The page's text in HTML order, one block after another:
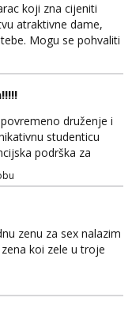
koji zna cijeniti
atraktivne dame,
Mogu se pohvaliti
njegovanom
grudi su broj 4,a
prava top
druženje je moj
putovanja ili
nudim: - atraktivno i
druženje i
studenticu
podrška za
vrijeme i
Ako si
više detalja, javi
1488 Diskrecija
zenu za sex nalazim
koi zele u troje